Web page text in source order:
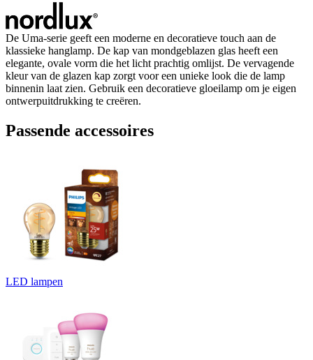
De Uma-serie geeft een moderne en decoratieve touch aan de
klassieke hanglamp. De kap van mondgeblazen glas heeft een
elegante, ovale vorm die het licht prachtig omlijst. De vervagende
kleur van de glazen kap zorgt voor een unieke look die de lamp
binnenin laat zien. Gebruik een decoratieve gloeilamp om je eigen
ontwerpuitdrukking te creëren.
Passende accessoires
LED lampen